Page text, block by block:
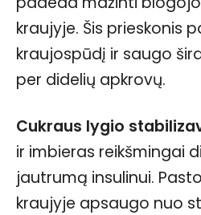
kraujyje. Šis prieskonis
kraujospūdį ir saugo
per didelių apkrovų.
Cukraus lygio
ir imbieras reikšmingai
jautrumą insulinui.
kraujyje apsaugo nuo